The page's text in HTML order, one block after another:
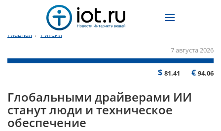
Главная / Ритейл
7 августа 2026
$ 81.41 € 94.06
Глобальными драйверами ИИ
станут люди и техническое
обеспечение